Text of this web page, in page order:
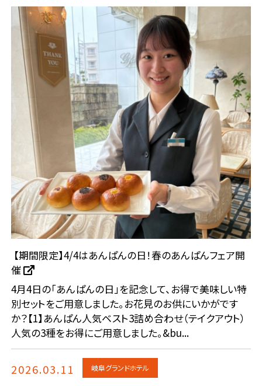
【期間限定】4/4はあんぱんの日！春のあんぱんフェア開
催
4月4日の「あんぱんの日」を記念して、お得で美味しい特
別セットをご用意しました。お花見のお供にいかがです
か？【1】あんぱん人気ベスト3詰め合わせ（テイクアウト）
人気の3種をお得にご用意しました。&bu...
2026.03.11 岐阜グランドホテル